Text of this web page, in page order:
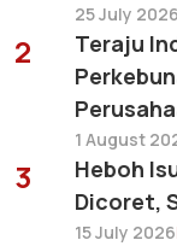
25 July 2026
2
Teraju
1 August
3
Heboh
Dicoret,
15 July 2026